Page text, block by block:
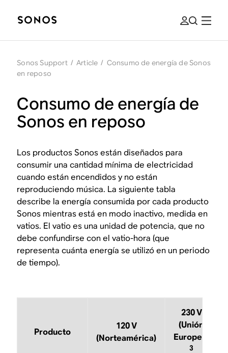
Sonos Support / Article / Consumo de energía de Sonos
en reposo
Consumo de energía de
Sonos en reposo
Los productos Sonos están diseñados para
consumir una cantidad mínima de electricidad
cuando están encendidos y no están
reproduciendo música. La siguiente tabla
describe la energía consumida por cada producto
Sonos mientras está en modo inactivo, medida en
vatios. El vatio es una unidad de potencia, que no
debe confundirse con el vatio-hora (que
representa cuánta energía se utilizó en un periodo
de tiempo).
Producto
120 V
(Norteamérica)
230 V
(Unión
Europea)
3